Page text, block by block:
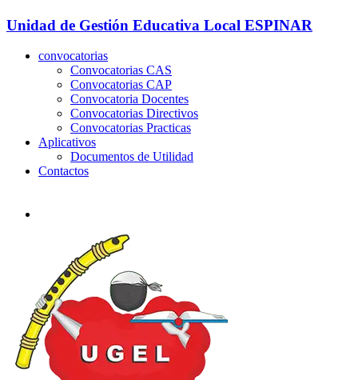
Unidad de Gestión Educativa Local ESPINAR
convocatorias
Convocatorias CAS
Convocatorias CAP
Convocatoria Docentes
Convocatorias Directivos
Convocatorias Practicas
Aplicativos
Documentos de Utilidad
Contactos